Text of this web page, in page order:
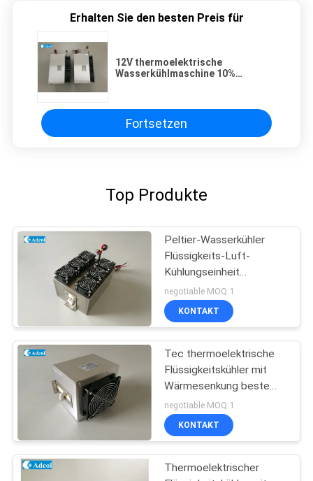
Erhalten Sie den besten Preis für
12V thermoelektrische
Wasserkühlmaschine 10%
Fortsetzen
Top Produkte
Peltier-Wasserkühler
Flüssigkeits-Luft-
Kühlungseinheit
Thermoelektrische
Montage
negotiable MOQ:1
KONTAKT
Tec thermoelektrische
Flüssigkeitskühler mit
Wärmesenkung beste
Kühlung
negotiable MOQ:1
KONTAKT
Thermoelektrischer